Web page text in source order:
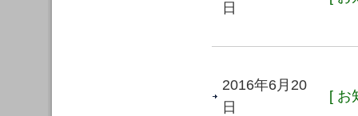
日
2016年6月20
日
[ お